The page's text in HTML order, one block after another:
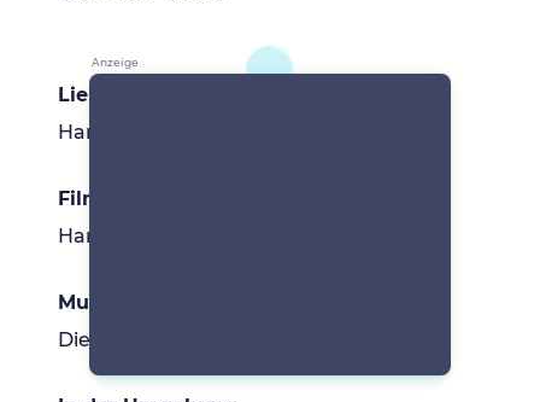
Lieblingsbücher
Harry Potter, Agatha Christie etc.
Filme & Serien
Harry Potter , Miss Marple , etc.
Musik
Die Chartso